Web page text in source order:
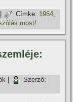
| Címke: 1964,
most!
Szerző: